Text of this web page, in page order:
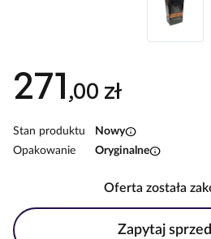
271,00 zł
Stan produktu Nowyinfo
Opakowanie Oryginalneinfo
Oferta została
Zapytaj